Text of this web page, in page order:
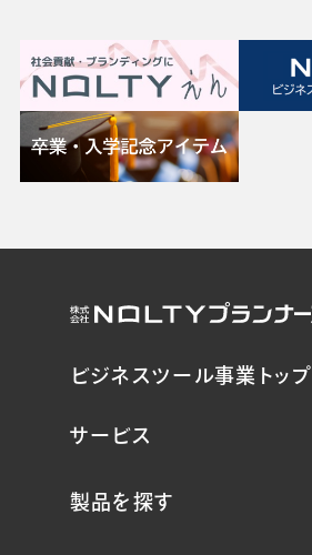
ビジネスツール事業トップ
サービス
製品を探す